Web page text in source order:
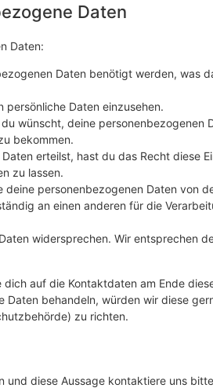
Daten
Daten:
Daten benötigt werden, was
Daten einzusehen.
wünscht, deine personenbezogenen
bekommen.
erteilst, hast du das Recht diese
zu lassen.
personenbezogenen Daten von
an einen anderen für die
widersprechen. Wir entsprechen
auf die Kontaktdaten am Ende
Daten behandeln, würden wir diese
zu richten.
und diese Aussage kontaktiere uns